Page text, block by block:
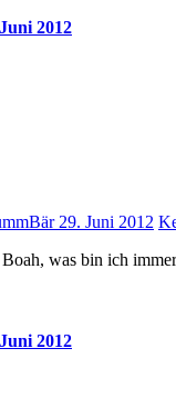
2012
29. Juni 2012
Boah, was bin ich
2012